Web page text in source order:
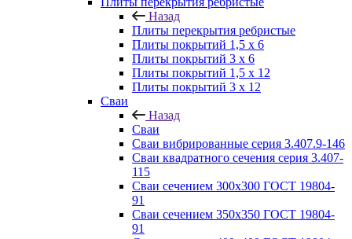
Назад
Плиты перекрытия ребристые
Плиты покрытий 1,5 x 6
Плиты покрытий 3 x 6
Плиты покрытий 1,5 x 12
Плиты покрытий 3 x 12
Сваи
Назад
Сваи
Сваи вибрированные серия 3.407.9-146
Сваи квадратного сечения серия 3.407-
115
Сваи сечением 300х300 ГОСТ 19804-
91
Сваи сечением 350х350 ГОСТ 19804-
91